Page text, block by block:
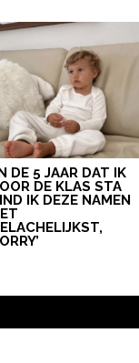
DE 5 JAAR DAT IK
DE KLAS STA
IK DEZE NAMEN